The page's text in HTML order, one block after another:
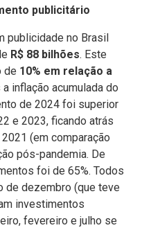
publicitário
publicidade no Brasil
R$ 88 bilhões. Este
de 10% em relação a
inflação acumulada do
de 2024 foi superior
e 2023, ficando atrás
(em comparação
pós-pandemia. De
foi de 65%. Todos
de dezembro (que teve
investimentos
fevereiro e julho se